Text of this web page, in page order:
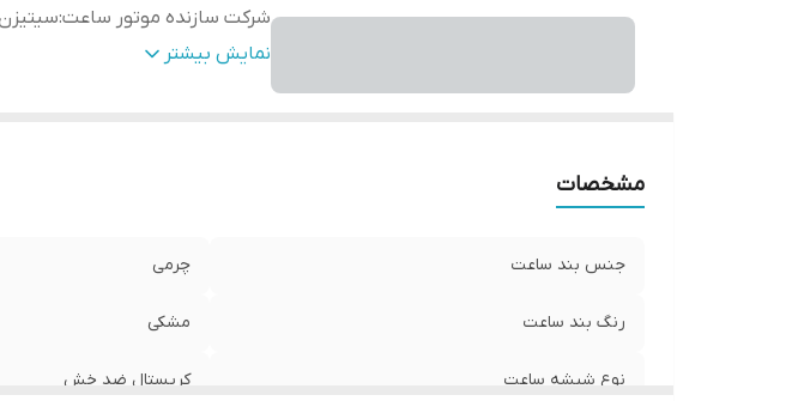
شرکت سازنده موتور ساعت:
مبدا برند:سوئد
نمایش بیشتر
مشخصات
جنس بند ساعت چرمی
رنگ بند ساعت مشکی
نوع شیشه ساعت کریستال ضد خش